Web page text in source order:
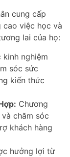
cung cấp
cao việc học và
lai của họ:
kinh nghiệm
sóc sức
kiến thức
Chương
chăm sóc
khách hàng
hưởng lợi từ